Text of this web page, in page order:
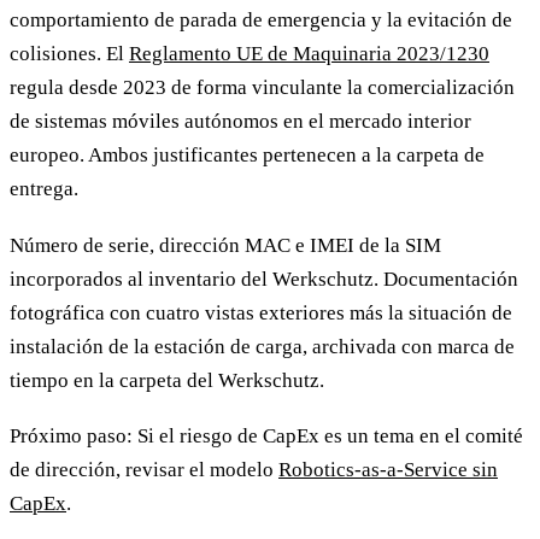
comportamiento de parada de emergencia y la evitación de
colisiones. El Reglamento UE de Maquinaria 2023/1230
regula desde 2023 de forma vinculante la comercialización
de sistemas móviles autónomos en el mercado interior
europeo. Ambos justificantes pertenecen a la carpeta de
entrega.
Número de serie, dirección MAC e IMEI de la SIM
incorporados al inventario del Werkschutz. Documentación
fotográfica con cuatro vistas exteriores más la situación de
instalación de la estación de carga, archivada con marca de
tiempo en la carpeta del Werkschutz.
Próximo paso: Si el riesgo de CapEx es un tema en el comité
de dirección, revisar el modelo Robotics-as-a-Service sin
CapEx.